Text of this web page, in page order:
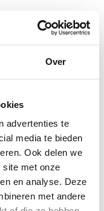
Over
advertenties te
media te bieden
Ook delen we
site met onze
en analyse. Deze
met andere